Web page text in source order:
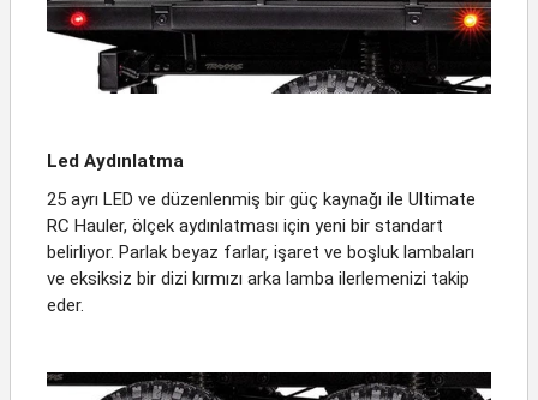
Led Aydınlatma
25 ayrı LED ve düzenlenmiş bir güç kaynağı ile Ultimate
RC Hauler, ölçek aydınlatması için yeni bir standart
belirliyor. Parlak beyaz farlar, işaret ve boşluk lambaları
ve eksiksiz bir dizi kırmızı arka lamba ilerlemenizi takip
eder.